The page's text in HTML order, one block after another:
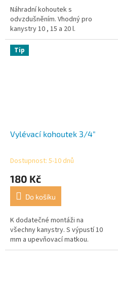
5
hvězdiček.
Náhradní kohoutek s
odvzdušněním. Vhodný pro
kanystry 10 , 15 a 20 l.
Tip
Vylévací kohoutek 3/4"
Průměrné
produktu
5,0
5
hvězdiček.
Dostupnost: 5-10 dnů
180 Kč
Do košíku
K dodatečné montáži na
všechny kanystry. S výpustí 10
mm a upevňovací matkou.